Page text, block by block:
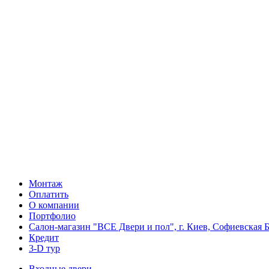
Монтаж
Оплатить
О компании
Портфолио
Салон-магазин "ВСЕ Двери и пол", г. Киев, Софиевская
Кредит
3-D тур